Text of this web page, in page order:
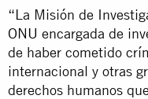
“La Misión de
ONU encargada de
de haber cometido
internacional y otras
derechos humanos